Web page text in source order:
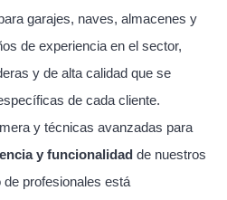
garajes, naves, almacenes y
de experiencia en el sector,
y de alta calidad que se
de cada cliente.
y técnicas avanzadas para
y funcionalidad de nuestros
profesionales está